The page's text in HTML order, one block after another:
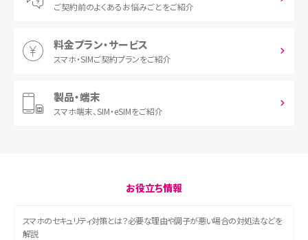
ご契約前のよくあるお悩みごとをご紹介
料金プラン・サービス
スマホ・SIMご契約プランをご紹介
製品・端末
スマホ端末、SIM・eSIMをご紹介
お役立ち情報
スマホのセキュリティ対策とは？必要な理由や調子が悪い場合の対処法などを
解説